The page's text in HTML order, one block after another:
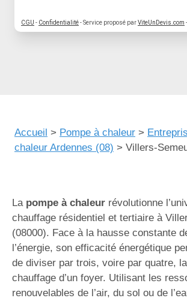
CGU - Confidentialité- Service proposé parViteUnDevis.com -
Accueil > Pompe à chaleur >
chaleur Ardennes (08) > Villers-
La pompe à chaleur révolutionne
chauffage résidentiel et tertiaire à
(08000). Face à la hausse constante
l’énergie, son efficacité énergétique
de diviser par trois, voire par quatre,
chauffage d’un foyer. Utilisant les
renouvelables de l’air, du sol ou de